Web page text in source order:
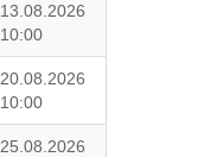
13.08.2026
10:00
20.08.2026
10:00
25.08.2026